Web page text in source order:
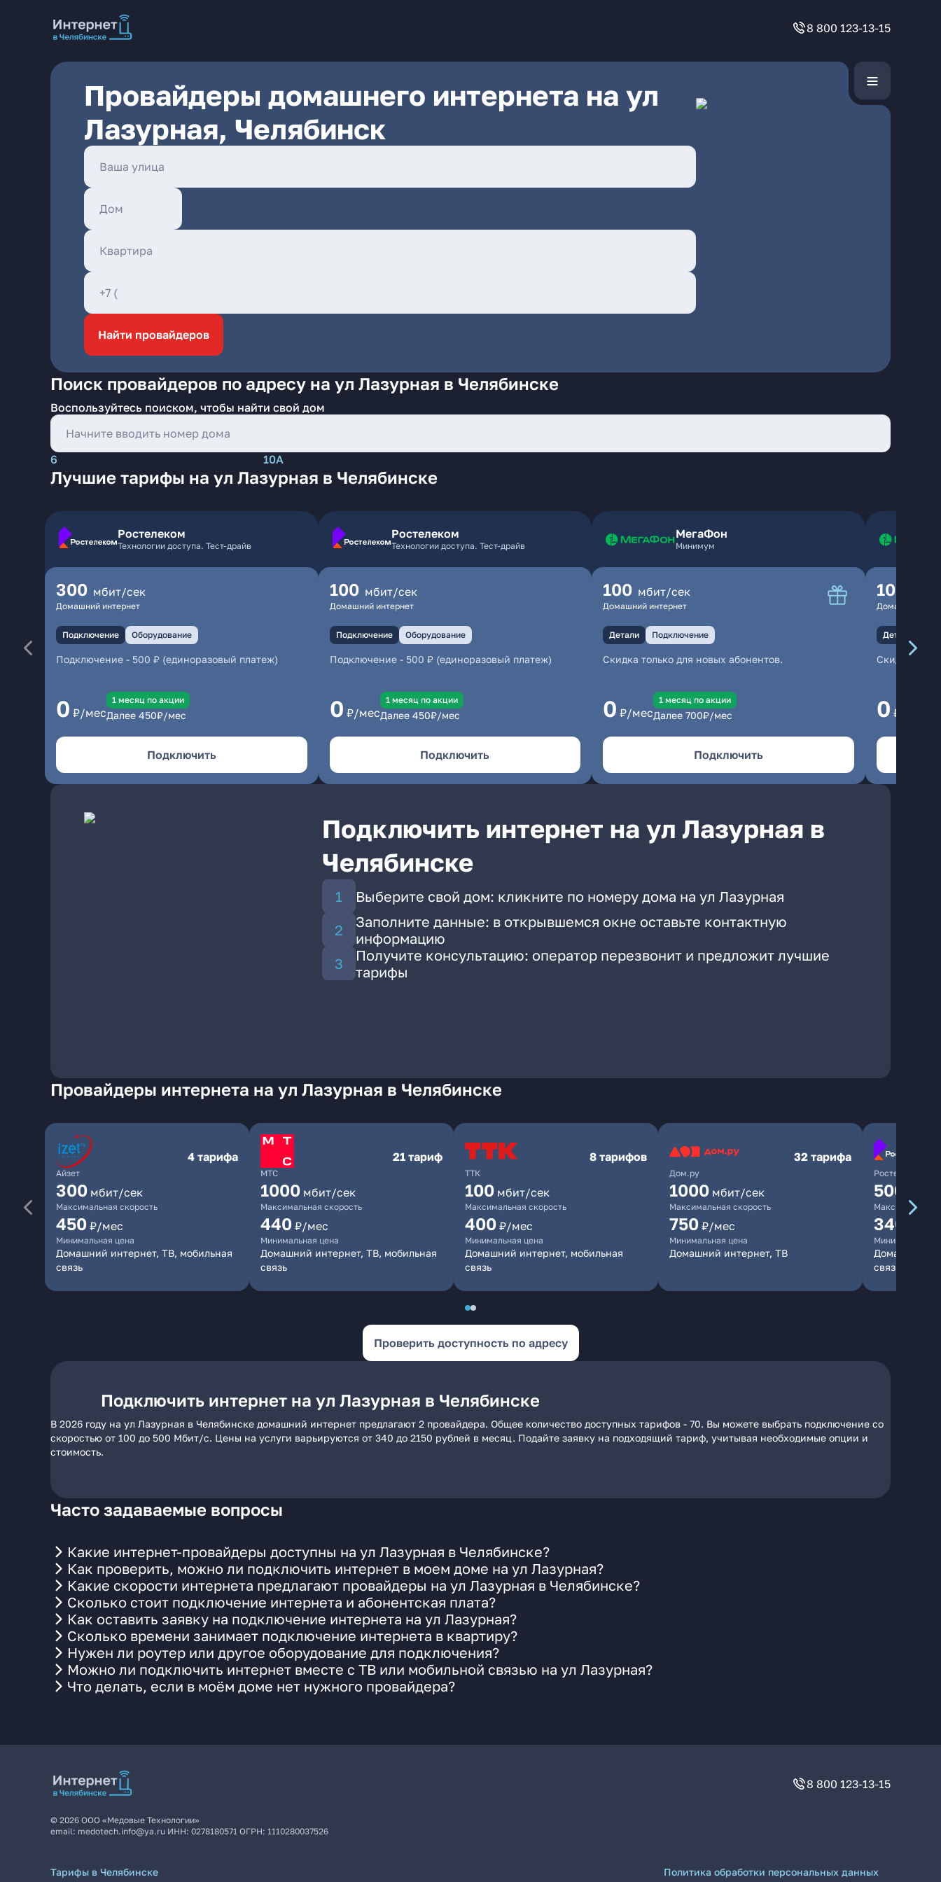
8 800 123-13-15
Провайдеры домашнего интернета на ул
Лазурная, Челябинск
Найти провайдеров
Поиск провайдеров по адресу на ул Лазурная в Челябинске
Воспользуйтесь поиском, чтобы найти свой дом
6 10А
Лучшие тарифы на ул Лазурная в Челябинске
Ростелеком
Технологии доступа. Тест-драйв
300 мбит/сек
Домашний интернет
Подключение Оборудование
Подключение - 500 ₽ (единоразовый платеж)
0 ₽/мес
1 месяц по акции
Далее 450₽/мес
Подключить
Ростелеком
Технологии доступа. Тест-драйв
100 мбит/сек
Домашний интернет
Подключение Оборудование
Подключение- 500 ₽ (единоразовый платеж)
0 ₽/мес
1 месяц по акции
Далее 450₽/мес
Подключить
МегаФон
Минимум
100 мбит/сек
Домашний интернет
Детали Подключение
Скидка только для новых абонентов.
0 ₽/мес
1 месяц по акции
Далее 700₽/мес
Подключить
100
Домашний
Детали
Скидка
0 ₽/мес
Подключить интернет на ул Лазурная в
Челябинске
Выберите свой дом: кликните по номеру дома на ул Лазурная
Заполните данные: в открывшемся окне оставьте контактную
информацию
Получите консультацию: оператор перезвонит и предложит лучшие
тарифы
Провайдеры интернета на ул Лазурная в Челябинске
Айзет
4 тарифа
300 мбит/сек
Максимальная скорость
450 ₽/мес
Минимальная цена
Домашний интернет, ТВ, мобильная
связь
МТС
21 тариф
1000 мбит/сек
Максимальная скорость
440 ₽/мес
Минимальная цена
Домашний интернет, ТВ, мобильная
связь
ТТК
8 тарифов
100 мбит/сек
Максимальная скорость
400 ₽/мес
Минимальная цена
Домашний интернет, мобильная
связь
Дом.ру
32 тарифа
1000 мбит/сек
Максимальная скорость
750 ₽/мес
Минимальная цена
Домашний интернет, ТВ
Ростелеком
500
Максимальная
340
Минимальная
Домашний
связь
Проверить доступность по адресу
Подключить интернет на ул Лазурная в Челябинске
В 2026 году на ул Лазурная в Челябинске домашний интернет предлагают 2 провайдера. Общее количество доступных тарифов - 70. Вы можете выбрать подключение со
скоростью от 100 до 500 Мбит/с. Цены на услуги варьируются от 340 до 2150 рублей в месяц. Подайте заявку на подходящий тариф, учитывая необходимые опции и
стоимость.
Часто задаваемые вопросы
Какие интернет-провайдеры доступны на ул Лазурная в Челябинске?
Как проверить, можно ли подключить интернет в моем доме на ул Лазурная?
Какие скорости интернета предлагают провайдеры на ул Лазурная в Челябинске?
Сколько стоит подключение интернета и абонентская плата?
Как оставить заявку на подключение интернета на ул Лазурная?
Сколько времени занимает подключение интернета в квартиру?
Нужен ли роутер или другое оборудование для подключения?
Можно ли подключить интернет вместе с ТВ или мобильной связью на ул Лазурная?
Что делать, если в моём доме нет нужного провайдера?
8 800 123-13-15
© 2026 ООО «Медовые Технологии»
email: medotech.info@ya.ru ИНН: 0278180571 ОГРН: 1110280037526
Тарифы в Челябинске
Политика обработки персональных данных